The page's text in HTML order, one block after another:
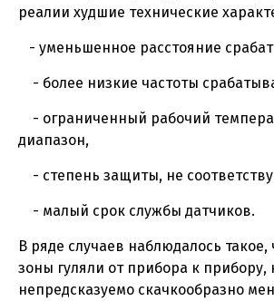
реалии худшие технические
- уменьшенное расстояние
- более низкие частоты
- ограниченный рабочий
диапазон,
- степень защиты, не
- малый срок службы датчиков.
В ряде случаев наблюдалось
зоны гуляли от прибора к прибору,
непредсказуемо скачкообразно